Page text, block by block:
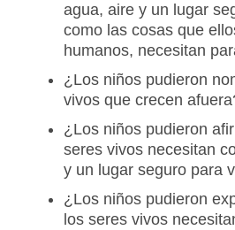
agua, aire y un lugar
como las cosas que
humanos, necesitan
¿Los niños pudieron
vivos que crecen
¿Los niños pudieron
seres vivos necesitan
y un lugar seguro para
¿Los niños pudieron
los seres vivos